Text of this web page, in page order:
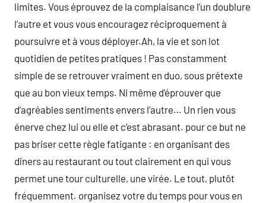
limites. Vous éprouvez de la complaisance l’un doublure
l’autre et vous vous encouragez réciproquement à
poursuivre et à vous déployer.Ah, la vie et son lot
quotidien de petites pratiques ! Pas constamment
simple de se retrouver vraiment en duo, sous prétexte
que au bon vieux temps. Ni même d’éprouver que
d’agréables sentiments envers l’autre… Un rien vous
énerve chez lui ou elle et c’est abrasant. pour ce but ne
pas briser cette règle fatigante : en organisant des
dîners au restaurant ou tout clairement en qui vous
permet une tour culturelle, une virée. Le tout, plutôt
fréquemment. organisez votre du temps pour vous en